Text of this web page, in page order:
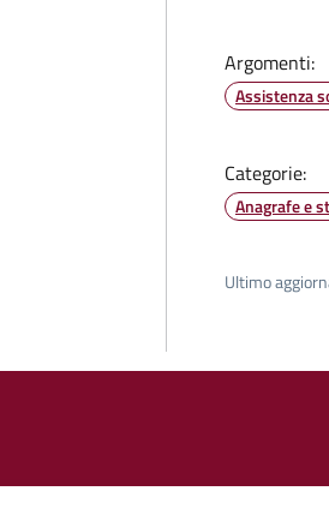
Argomenti:
Assistenza
Categorie:
Anagrafe e
Ultimo